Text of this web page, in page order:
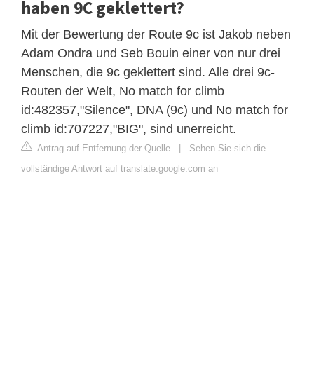
haben 9C geklettert?
Mit der Bewertung der Route 9c ist Jakob neben
Adam Ondra und Seb Bouin einer von nur drei
Menschen, die 9c geklettert sind. Alle drei 9c-
Routen der Welt, No match for climb
id:482357,"Silence", DNA (9c) und No match for
climb id:707227,"BIG", sind unerreicht.
Antrag auf Entfernung der Quelle
Sehen Sie sich die
vollständige Antwort auf translate.google.com an